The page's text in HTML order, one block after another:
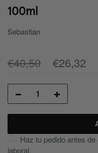
100ml
Sebastian
€40,50 €26,32
Haz tu pedido antes
laboral.